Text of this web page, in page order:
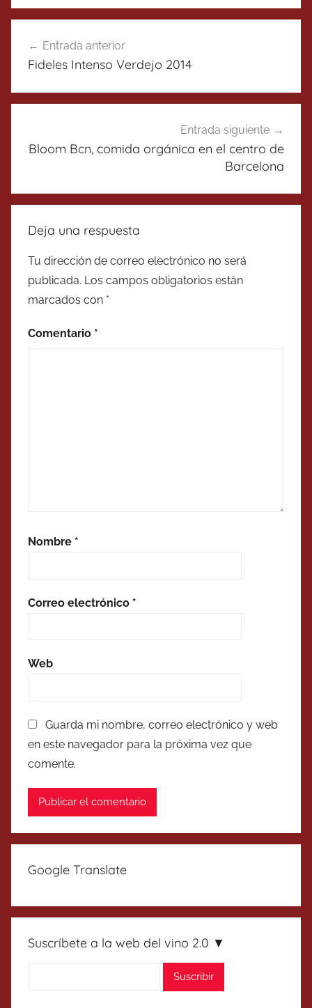
de
Entrada anterior
Fideles Intenso Verdejo 2014
Entrada siguiente
Bloom Bcn, comida orgánica en el centro de
Barcelona
Deja una respuesta
Tu dirección de correo electrónico no será
publicada. Los campos obligatorios están
marcados con *
Comentario *
Nombre *
Correo electrónico *
Web
Guarda mi nombre, correo electrónico y web
en este navegador para la próxima vez que
comente.
Google Translate
Suscríbete a la web del vino 2.0 ▼